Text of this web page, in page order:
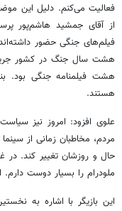
فعالیت می‌کنم. دلیل این
از آقای جمشید هاشم‌پور
هشت فیلمنامه جنگی بود.
هستند.
علوی افزود: امروز نیز
مردم، مخاطبان زمانی از
حال و روزشان تغییر کند.
ملودرام را بسیار دوست
این بازیگر با اشاره به